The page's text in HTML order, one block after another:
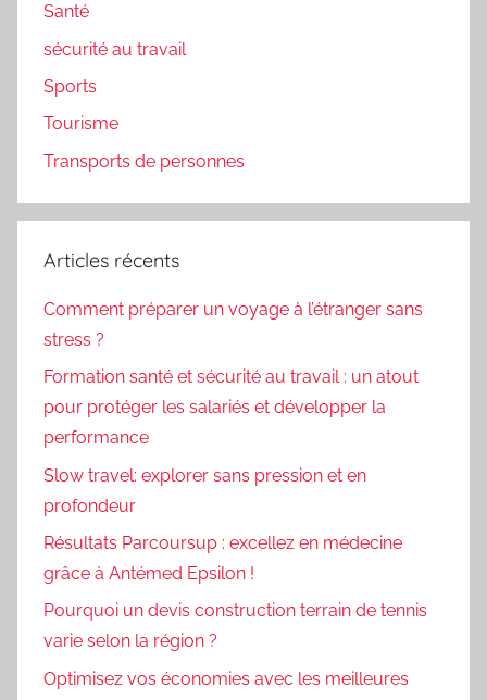
Santé
sécurité au travail
Sports
Tourisme
Transports de personnes
Articles récents
Comment préparer un voyage à l’étranger sans
stress ?
Formation santé et sécurité au travail : un atout
pour protéger les salariés et développer la
performance
Slow travel: explorer sans pression et en
profondeur
Résultats Parcoursup : excellez en médecine
grâce à Antémed Epsilon !
Pourquoi un devis construction terrain de tennis
varie selon la région ?
Optimisez vos économies avec les meilleures